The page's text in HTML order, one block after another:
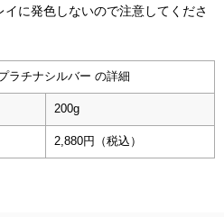
に発色しないので注意してくださ
ラチナシルバー の詳細
200g
2,880円（税込）